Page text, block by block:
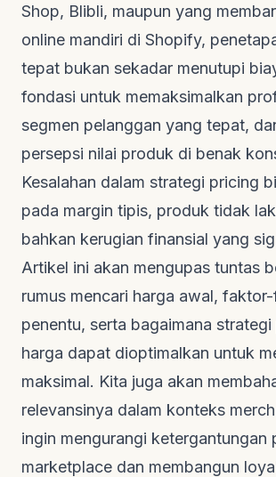
Shop, Blibli, maupun yang
online mandiri di Shopify,
tepat bukan sekadar menutupi
fondasi untuk memaksimalkan
segmen pelanggan yang tepat,
persepsi nilai produk di benak
Kesalahan dalam strategi pricing
pada margin tipis, produk tidak
bahkan kerugian finansial yang
Artikel ini akan mengupas tuntas
rumus mencari harga awal,
penentu, serta bagaimana
harga dapat dioptimalkan untuk
maksimal. Kita juga akan
relevansinya dalam konteks
ingin mengurangi ketergantungan
marketplace dan membangun